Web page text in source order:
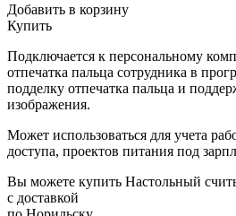
Добавить в корзину
Купить
Подключается к персональному
отпечатка пальца сотрудника в
подделку отпечатка пальца и
изображения.
Может использоваться для учета
доступа, проектов питания под
Вы можете купить Настольный
с доставкой